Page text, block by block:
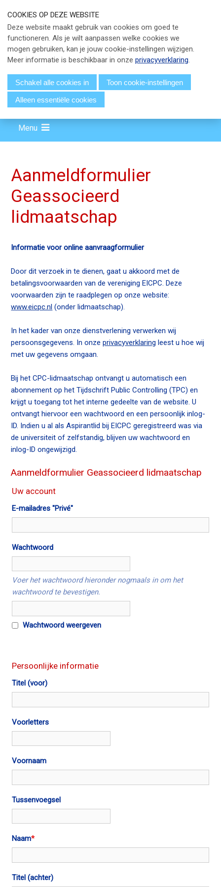
m
p
t
v
g
a
t
i
n
J
u
p
t
o
m
a
i
n
o
n
e
t
Our Phone Number:
033 - 247 34 66 Our Email Address:
info@eicpc.nl
Menu
Aanmeldformulier
Geassocieerd
lidmaatschap
Informatie voor online aanvraagformulier
Door dit verzoek in te dienen, gaat u akkoord met de
betalingsvoorwaarden van de vereniging EICPC. Deze
voorwaarden zijn te raadplegen op onze website:
www.eicpc.nl (onder lidmaatschap).
In het kader van onze dienstverlening verwerken wij
persoonsgegevens. In onzeprivacyverklaring leest u hoe wij
met uw gegevens omgaan.
Bij het CPC-lidmaatschap ontvangt u automatisch een
abonnement op het Tijdschrift Public Controlling (TPC) en
krijgt u toegang tot het interne gedeelte van de website. U
ontvangt hiervoor een wachtwoord en een persoonlijk inlog-
ID. Indien u al als Aspirantlid bij EICPC geregistreerd was via
de universiteit of zelfstandig, blijven uw wachtwoord en
inlog-ID ongewijzigd.
Aanmeldformulier Geassocieerd lidmaatschap
Uw account
E-mailadres "Privé"
Wachtwoord
Voer het wachtwoord hieronder nogmaals in om het
wachtwoord te bevestigen.
Wachtwoord weergeven
Persoonlijke informatie
Titel (voor)
Voorletters
Voornaam
Tussenvoegsel
Naam*
Titel (achter)
Actueel
Public Controlling
Permanente Educatie
TPC Online
Voor Leden
Lid Worden
Contact
Zoek
Inloggen
COOKIES OP DEZE WEBSITE
Deze website maakt gebruik van cookies om goed te
functioneren. Als je wilt aanpassen welke cookies we
mogen gebruiken, kan je jouw cookie-instellingen wijzigen.
Meer informatie is beschikbaar in onze privacyverklaring.
Schakel alle cookies in Toon cookie-instellingen
Alleen essentiële cookies